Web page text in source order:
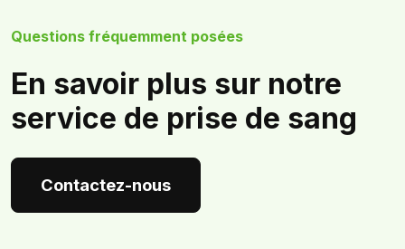
Questions fréquemment posées
En savoir plus sur notre
service de prise de sang
Contactez-nous